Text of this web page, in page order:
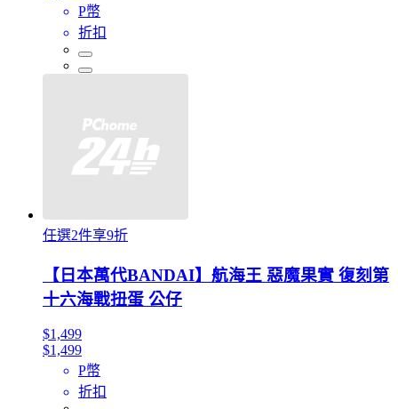
P幣
折扣
任選2件享9折
【日本萬代BANDAI】航海王 惡魔果實 復刻第
十六海戰扭蛋 公仔
$1,499
$1,499
P幣
折扣